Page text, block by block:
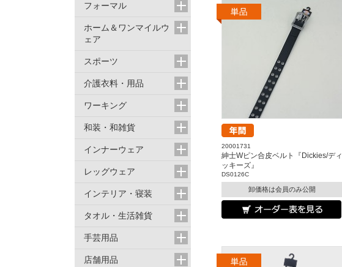
20001731
紳士Wピン合皮ベルト『Dickies/ディ
ッキーズ』
DS0126C
卸価格は会員のみ公開
フォーマル
ホーム＆ワンマイルウ
ェア
スポーツ
介護衣料・用品
ワーキング
和装・和雑貨
インナーウェア
レッグウェア
インテリア・寝装
タオル・生活雑貨
手芸用品
店舗用品